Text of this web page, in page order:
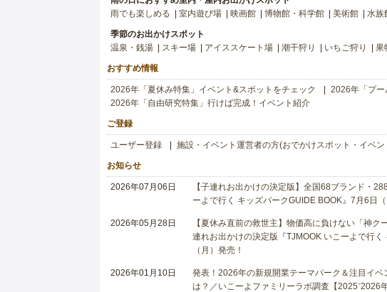
雨でも楽しめる
室内遊び場 映画館 博物館・科学館 美術館 水族
季節のお出かけスポット
温泉・銭湯
スキー場 アイススケート場 潮干狩り いちご狩り 果
おすすめ情報
2026年「夏休み特集」イベント&スポットをチェック
2026年「プー
2026年「自由研究特集」行けば完成！イベント紹介
ご登録
ユーザー登録 施設・イベント運営者の方(おでかけスポット・イベン
お知らせ
2026年07月06日
【子連れお出かけの決定版】全国68ブランド・
ーよで行く キッズパークGUIDE BOOK』7月6日（
2026年05月28日
【夏休み直前の救世主】物価高に負けない「神ク
連れお出かけの決定版『TJMOOK いこーよで行
（月）発売！
2026年01月10日
発表！2026年の新規開業テーマパーク＆注目イ
は？／いこーよファミリーラボ調査【2025⁻2026